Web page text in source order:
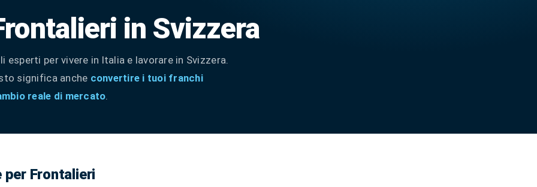
in Svizzera
per vivere in Italia e lavorare in Svizzera.
significa anche convertire i tuoi franchi
reale di mercato.
per Frontalieri